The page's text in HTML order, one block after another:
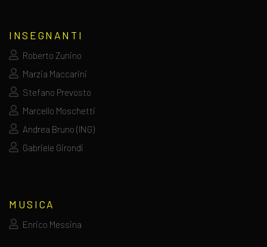
INSEGNANTI
Roberto Zunino
Marzia Maccarini
Stefano Prevosto
Marcello Moschetti
Andrea Bruno (ING)
Gabriele Girondi
MUSICA
Enrico Messina